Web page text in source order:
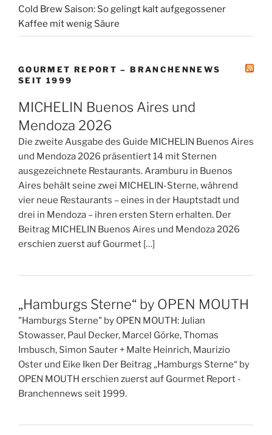
Cold Brew Saison: So gelingt kalt aufgegossener
Kaffee mit wenig Säure
GOURMET REPORT – BRANCHENNEWS
SEIT 1999
MICHELIN Buenos Aires und
Mendoza 2026
Die zweite Ausgabe des Guide MICHELIN Buenos Aires
und Mendoza 2026 präsentiert 14 mit Sternen
ausgezeichnete Restaurants. Aramburu in Buenos
Aires behält seine zwei MICHELIN-Sterne, während
vier neue Restaurants – eines in der Hauptstadt und
drei in Mendoza – ihren ersten Stern erhalten. Der
Beitrag MICHELIN Buenos Aires und Mendoza 2026
erschien zuerst auf Gourmet […]
„Hamburgs Sterne“ by OPEN MOUTH
"Hamburgs Sterne" by OPEN MOUTH: Julian
Stowasser, Paul Decker, Marcel Görke, Thomas
Imbusch, Simon Sauter + Malte Heinrich, Maurizio
Oster und Eike Iken Der Beitrag „Hamburgs Sterne“ by
OPEN MOUTH erschien zuerst auf Gourmet Report -
Branchennews seit 1999.